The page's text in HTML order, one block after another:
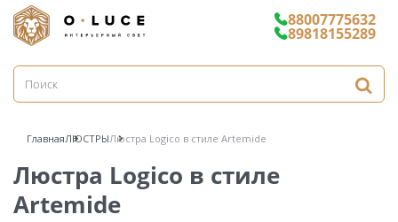
88007775632
89818155289
ГлавнаяЛЮСТРЫЛюстра Logico в стиле Artemide
Люстра Logico в стиле
Artemide